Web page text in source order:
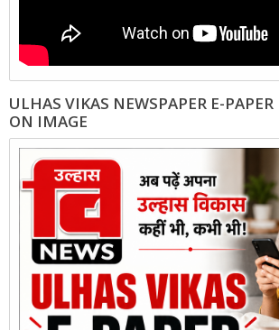
ULHAS VIKAS NEWSPAPER E-PAPER
ON IMAGE